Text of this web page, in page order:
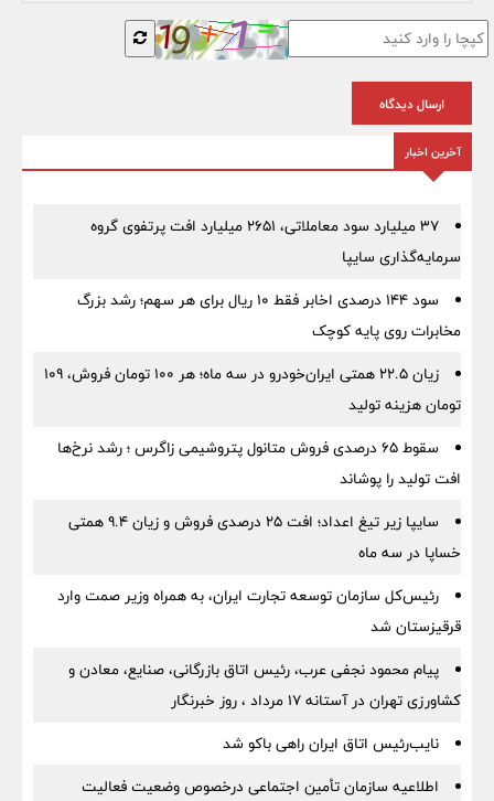
ارسال دیدگاه
آخرین اخبار
۳۷ میلیارد سود معاملاتی، ۲۶۵۱ میلیارد افت پرتفوی گروه
سرمایه‌گذاری سایپا
سود ۱۴۴ درصدی اخابر فقط ۱۰ ریال برای هر سهم؛ رشد بزرگ
مخابرات روی پایه کوچک
زیان ۲۲.۵ همتی ایران‌خودرو در سه ماه؛ هر ۱۰۰ تومان فروش، ۱۰۹
تومان هزینه تولید
سقوط ۶۵ درصدی فروش متانول پتروشیمی زاگرس ؛ رشد نرخ‌ها
افت تولید را پوشاند
سایپا زیر تیغ اعداد؛ افت ۲۵ درصدی فروش و زیان ۹.۴ همتی
خساپا در سه ماه
رئیس‌کل سازمان توسعه تجارت ایران، به همراه وزیر صمت وارد
قرقیزستان شد
پیام محمود نجفی عرب، رئیس اتاق بازرگانی، صنایع، معادن و
کشاورزی تهران در آستانه 17 مرداد ، روز خبرنگار
نایب‌رئیس اتاق ایران راهی باکو شد
اطلاعیه سازمان تأمین اجتماعی درخصوص وضعیت فعالیت